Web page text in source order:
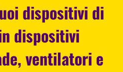
dispositivi di
dispositivi
ventilatori e